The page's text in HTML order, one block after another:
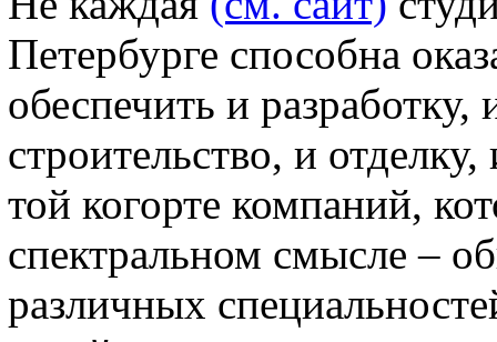
Петербурге способна
обеспечить и разработку,
строительство, и
той когорте компаний,
спектральном смысле –
различных